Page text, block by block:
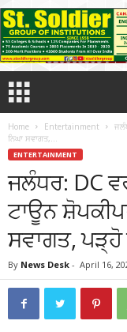
Home Entertainment
ਨਿਘਾ ਸਵਾਗਤ,...
ENTERTAINMENT
ਜਲੰਧਰ: DC
ਟਾਊਨ
ਸਵਾਗਤ,
By News Desk - April 16,